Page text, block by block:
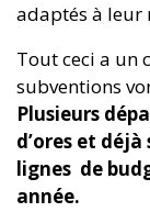
adaptés à leur
Tout ceci a un
subventions
Plusieurs
d’ores et déjà
lignes de
année.